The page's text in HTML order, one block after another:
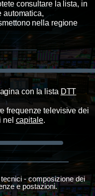
consultare la lista, in
automatica,
nella regione
con la listaDTT
frequenze televisive dei
nel capitale.
- composizione dei
e postazioni.